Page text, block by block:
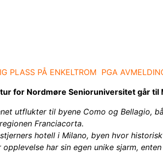
PLASS PÅ ENKELTROM PGA
for Nordmøre Senioruniversitet går til
utflukter til byene Como og Bellagio,
Franciacorta.
hotell i Milano, byen hvor
har sin egen unike sjarm,